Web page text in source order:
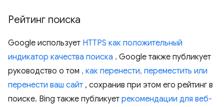
Рейтинг поиска
Google использует HTTPS как положительный
индикатор качества поиска . Google также публикует
руководство о том , как перенести, переместить или
перенести ваш сайт , сохранив при этом его рейтинг в
поиске. Bing также публикует рекомендации для веб-